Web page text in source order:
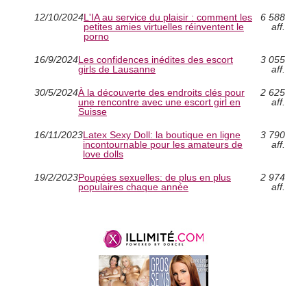
12/10/2024L'IA au service du plaisir : comment les
petites amies virtuelles réinventent le
porno
6 588
aff.
16/9/2024Les confidences inédites des escort
girls de Lausanne
3 055
aff.
30/5/2024À la découverte des endroits clés pour
une rencontre avec une escort girl en
Suisse
2 625
aff.
16/11/2023Latex Sexy Doll: la boutique en ligne
incontournable pour les amateurs de
love dolls
3 790
aff.
19/2/2023Poupées sexuelles: de plus en plus
populaires chaque année
2 974
aff.